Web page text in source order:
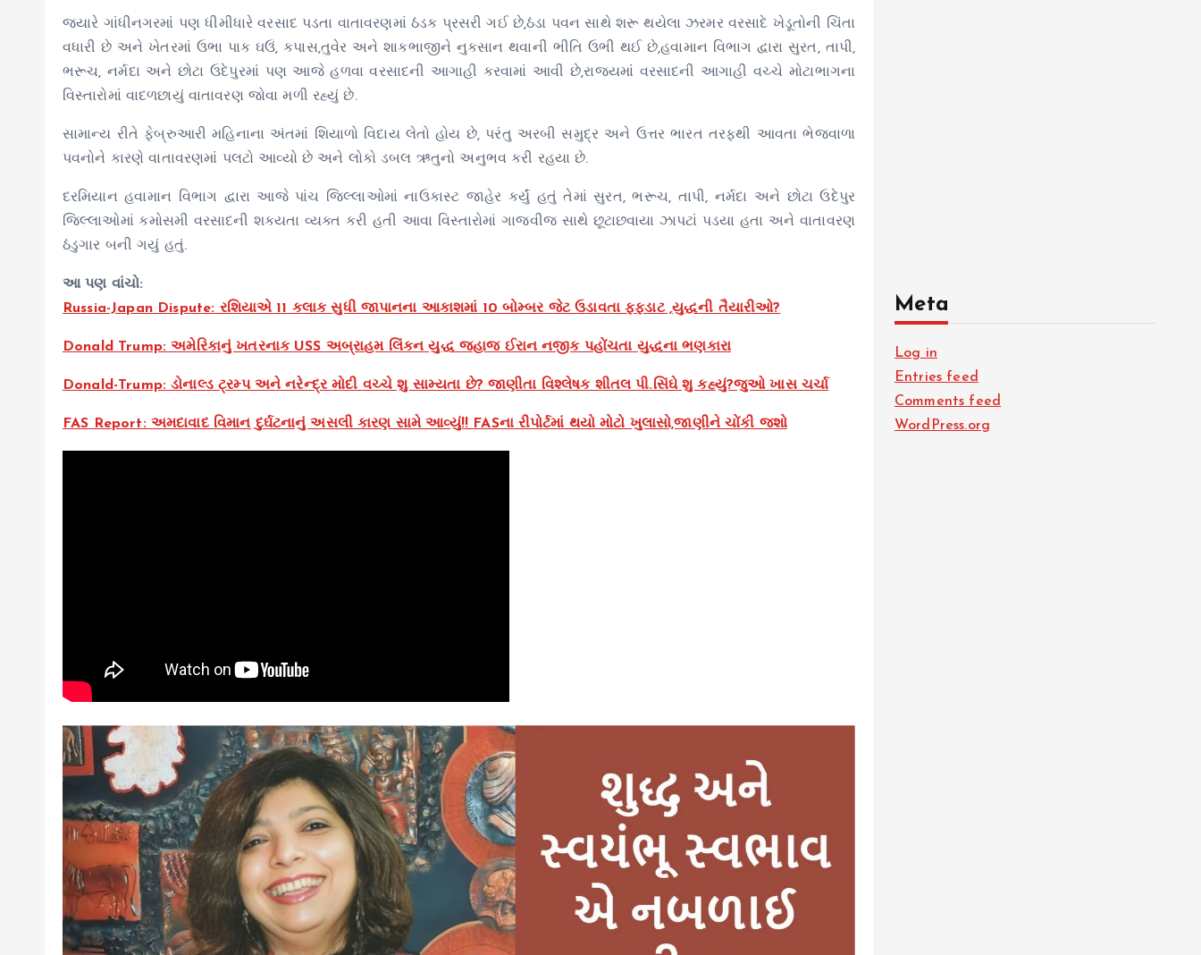
જ્યારે ગાંધીનગરમાં પણ ધીમીધારે વરસાદ પડતા વાતાવરણમાં ઠંડક પ્રસરી ગઈ છે,ઠંડા પવન સાથે શરૂ થયેલા ઝરમર વરસાદે ખેડૂતોની ચિંતા
વધારી છે અને ખેતરમાં ઉભા પાક ઘઉં, કપાસ,તુવેર અને શાકભાજીને નુકસાન થવાની ભીતિ ઉભી થઈ છે,હવામાન વિભાગ દ્વારા સુરત, તાપી,
ભરૂચ, નર્મદા અને છોટા ઉદેપુરમાં પણ આજે હળવા વરસાદની આગાહી કરવામાં આવી છે,રાજ્યમાં વરસાદની આગાહી વચ્ચે મોટાભાગના
વિસ્તારોમાં વાદળછાયું વાતાવરણ જોવા મળી રહ્યું છે.
સામાન્ય રીતે ફેબ્રુઆરી મહિનાના અંતમાં શિયાળો વિદાય લેતો હોય છે, પરંતુ અરબી સમુદ્ર અને ઉત્તર ભારત તરફથી આવતા ભેજવાળા
પવનોને કારણે વાતાવરણમાં પલટો આવ્યો છે અને લોકો ડબલ ઋતુનો અનુભવ કરી રહયા છે.
દરમિયાન હવામાન વિભાગ દ્વારા આજે પાંચ જિલ્લાઓમાં નાઉકાસ્ટ જાહેર કર્યું હતું તેમાં સુરત, ભરૂચ, તાપી, નર્મદા અને છોટા ઉદેપુર
જિલ્લાઓમાં કમોસમી વરસાદની શક્યતા વ્યક્ત કરી હતી આવા વિસ્તારોમાં ગાજવીજ સાથે છૂટાછવાયા ઝાપટાં પડયા હતા અને વાતાવરણ
ઠંડુગાર બની ગયું હતું.
આ પણ વાંચો:
Russia-Japan Dispute: રશિયાએ 11 કલાક સુધી જાપાનના આકાશમાં 10 બોમ્બર જેટ ઉડાવતા ફફડાટ ,યુદ્ધની તૈયારીઓ?
Donald Trump: અમેરિકાનું ખતરનાક USS અબ્રાહમ લિંકન યુદ્ધ જહાજ ઈરાન નજીક પહોંચતા યુદ્ધના ભણકારા
Donald-Trump: ડોનાલ્ડ ટ્રમ્પ અને નરેન્દ્ર મોદી વચ્ચે શુ સામ્યતા છે? જાણીતા વિશ્લેષક શીતલ પી.સિંઘે શુ કહ્યું?જુઓ ખાસ ચર્ચા
FAS Report: અમદાવાદ વિમાન દુર્ઘટનાનું અસલી કારણ સામે આવ્યું!! FASના રીપોર્ટમાં થયો મોટો ખુલાસો,જાણીને ચોંકી જશો
Meta
Log in
Entries feed
Comments feed
WordPress.org